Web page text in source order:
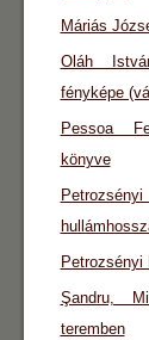
Máriás
Oláh
fényképe
Pessoa
könyve
Petrozsényi
Şandru,
teremben